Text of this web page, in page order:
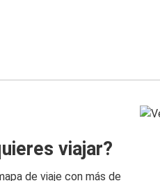
viajar?
de viaje con más de